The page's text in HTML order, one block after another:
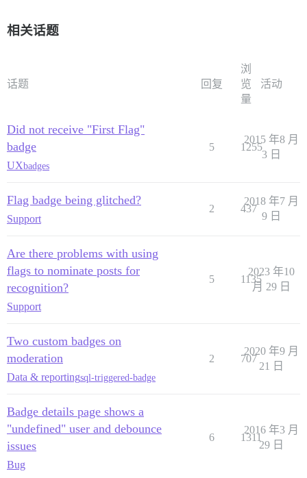
相关话题
话题 回复
浏
览
量
活动
Did not receive "First Flag"
badge
UXbadges
5 1255
2015 年8 月
3 日
Flag badge being glitched?
Support
2 437
2018 年7 月
9 日
Are there problems with using
flags to nominate posts for
recognition?
Support
5 1135
2023 年10
月 29 日
Two custom badges on
moderation
Data & reportingsql-triggered-badge
2 707
2020 年9 月
21 日
Badge details page shows a
"undefined" user and debounce
issues
Bug
6 1311
2016 年3 月
29 日